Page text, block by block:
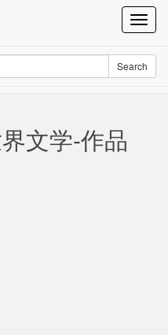
Search
文学-作品